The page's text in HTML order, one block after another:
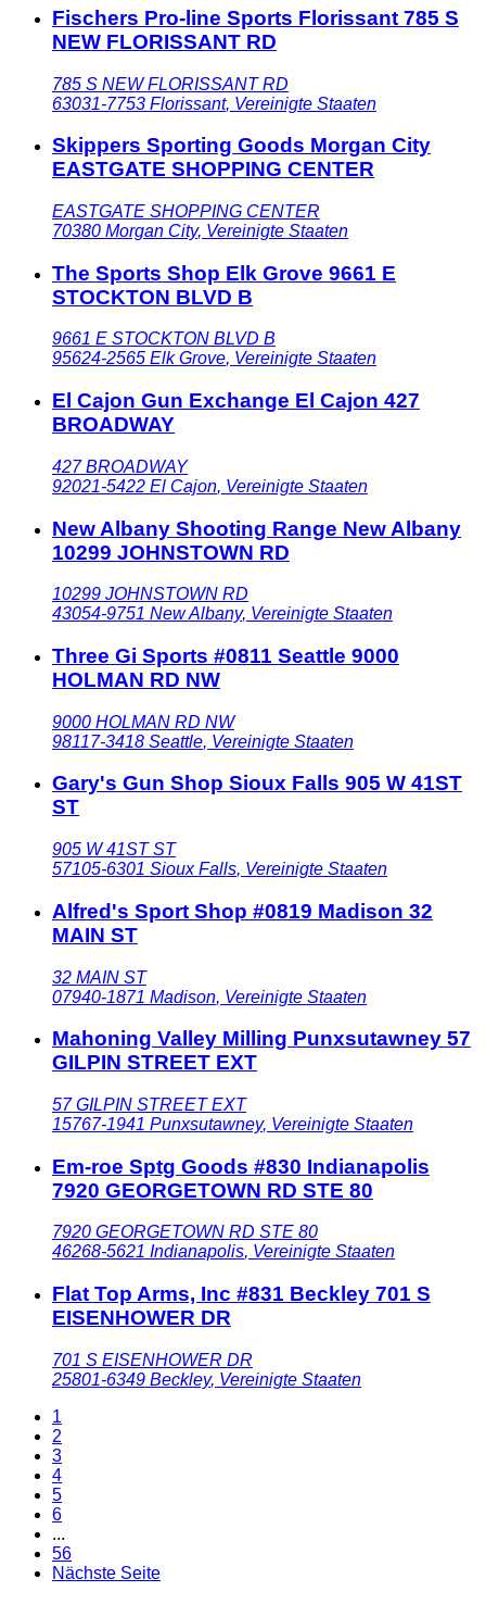
Fischers Pro-line Sports Florissant 785 S
NEW FLORISSANT RD
785 S NEW FLORISSANT RD
63031-7753 Florissant, Vereinigte Staaten
Skippers Sporting Goods Morgan City
EASTGATE SHOPPING CENTER
EASTGATE SHOPPING CENTER
70380 Morgan City, Vereinigte Staaten
The Sports Shop Elk Grove 9661 E
STOCKTON BLVD B
9661 E STOCKTON BLVD B
95624-2565 Elk Grove, Vereinigte Staaten
El Cajon Gun Exchange El Cajon 427
BROADWAY
427 BROADWAY
92021-5422 El Cajon, Vereinigte Staaten
New Albany Shooting Range New Albany
10299 JOHNSTOWN RD
10299 JOHNSTOWN RD
43054-9751 New Albany, Vereinigte Staaten
Three Gi Sports #0811 Seattle 9000
HOLMAN RD NW
9000 HOLMAN RD NW
98117-3418 Seattle, Vereinigte Staaten
Gary's Gun Shop Sioux Falls 905 W 41ST
ST
905 W 41ST ST
57105-6301 Sioux Falls, Vereinigte Staaten
Alfred's Sport Shop #0819 Madison 32
MAIN ST
32 MAIN ST
07940-1871 Madison, Vereinigte Staaten
Mahoning Valley Milling Punxsutawney 57
GILPIN STREET EXT
57 GILPIN STREET EXT
15767-1941 Punxsutawney, Vereinigte Staaten
Em-roe Sptg Goods #830 Indianapolis
7920 GEORGETOWN RD STE 80
7920 GEORGETOWN RD STE 80
46268-5621 Indianapolis, Vereinigte Staaten
Flat Top Arms, Inc #831 Beckley 701 S
EISENHOWER DR
701 S EISENHOWER DR
25801-6349 Beckley, Vereinigte Staaten
1
2
3
4
5
6
...
56
Nächste Seite